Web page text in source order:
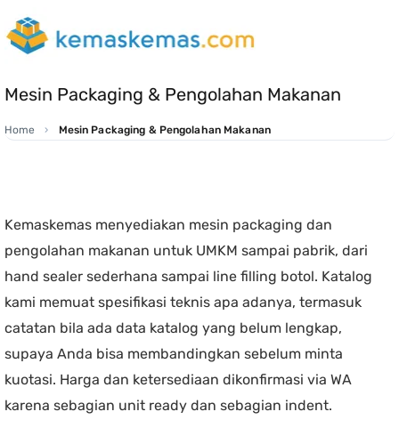
Mesin Packaging & Pengolahan Makanan
Home Mesin Packaging & Pengolahan Makanan
Kemaskemas menyediakan mesin packaging dan
pengolahan makanan untuk UMKM sampai pabrik, dari
hand sealer sederhana sampai line filling botol. Katalog
kami memuat spesifikasi teknis apa adanya, termasuk
catatan bila ada data katalog yang belum lengkap,
supaya Anda bisa membandingkan sebelum minta
kuotasi. Harga dan ketersediaan dikonfirmasi via WA
karena sebagian unit ready dan sebagian indent.